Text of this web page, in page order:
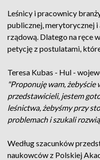
Leśnicy i pracownicy
publicznej, merytorycznej
rządową. Dlatego na ręce
petycję z postulatami,
Teresa Kubas - Hul -
"Proponuję wam, żebyście
przedstawicieli, jestem
leśnictwa, żebyśmy przy
problemach i szukali
Według szacunków
naukowców z Polskiej